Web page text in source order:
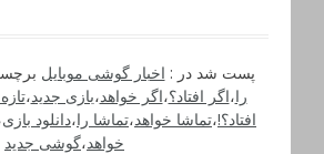
پست شد در : اخبار گوشی موبایل
را،اگر افتاد؟،اگر خواهد،بازی جدید،
افتاد؟!،تماشا خواهد،تماشا را،دانلود بازی
خواهد،گوشی جدید